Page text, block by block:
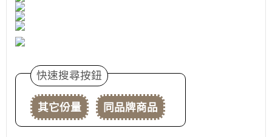
快速搜尋按鈕
其它份量 同品牌商品